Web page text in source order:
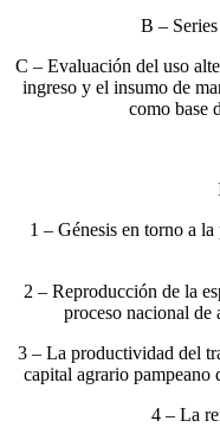
B –
C – Evaluación del uso
ingreso y el insumo de
como base
1 – Génesis en torno a
2 – Reproducción de la
proceso nacional de
3 – La productividad del
capital agrario
4 – La